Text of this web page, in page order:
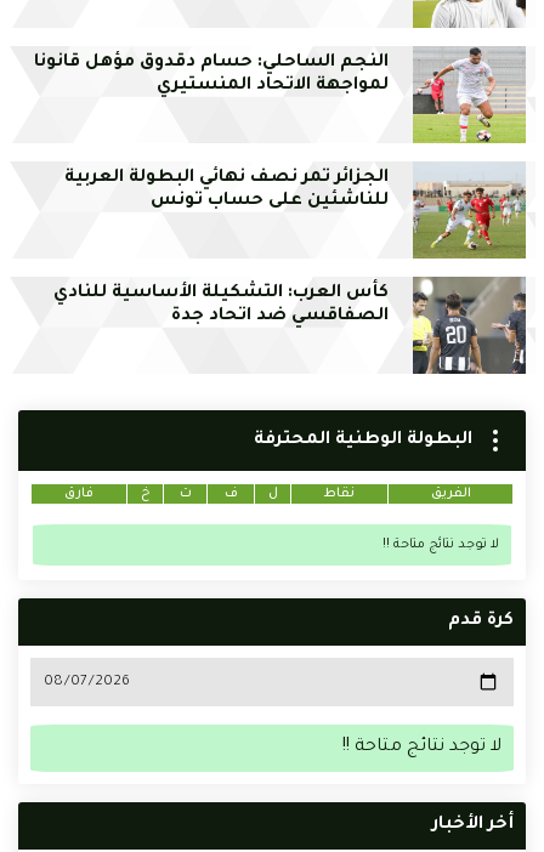
النجم الساحلي: حسام دقدوق مؤهل قانونا
لمواجهة الاتحاد المنستيري
الجزائر تمر نصف نهائي البطولة العربية
للناشئين على حساب تونس
كأس العرب: التشكيلة الأساسية للنادي
الصفاقسي ضد اتحاد جدة
البطولة الوطنية المحترفة
الفريق نقاط ل ف ت خ فارق
لا توجد نتائج متاحة !!
كرة قدم
لا توجد نتائج متاحة !!
أخر الأخبار